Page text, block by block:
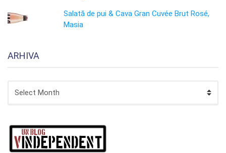
Salată de pui & Cava Gran Cuvée Brut Rosé,
Masia
ARHIVA